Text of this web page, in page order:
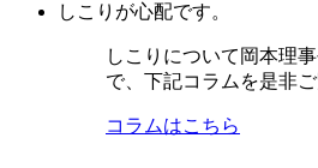
しこりが心配です。
しこりについて岡本理
で、下記コラムを是非ご
コラムはこちら